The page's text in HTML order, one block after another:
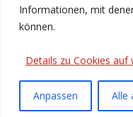
Informationen, mit
können.
Details zu Cookies
Anpassen Alle
ff-molln@ki.ooelfv.at
Copyright © 2026 |